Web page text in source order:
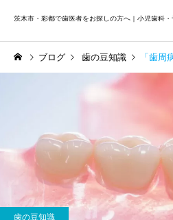
茨木市・彩都で歯医者をお探しの方へ｜小児歯科
虫歯治療
矯正歯科
Uncategorized
夏休みは小学生・中学生の
お口を見直すチャンス｜む
ブログ 歯の豆知識 「歯周病、気
歯の豆知識